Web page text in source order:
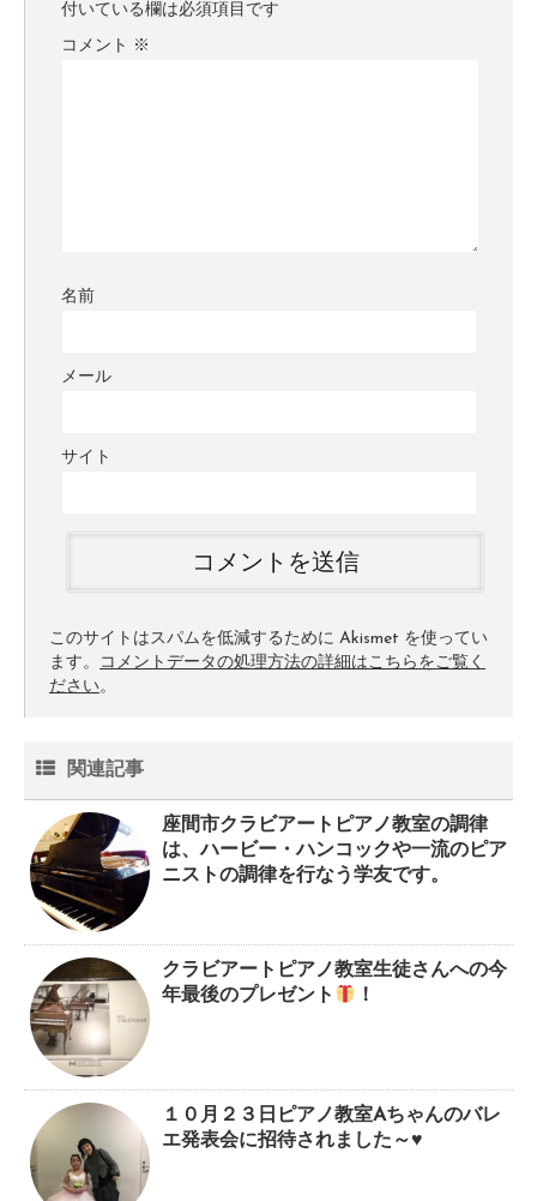
付いている欄は必須項目です
コメント ※
名前
メール
サイト
このサイトはスパムを低減するために Akismet を使ってい
ます。
コメントデータの処理方法の詳細はこちらをご覧く
ださい。
関連記事
座間市クラビアートピアノ教室の調律
は、ハービー・ハンコックや一流のピア
ニストの調律を行なう学友です。
クラビアートピアノ教室生徒さんへの今
年最後のプレゼント
！
１０月２３日ピアノ教室Aちゃんのバレ
エ発表会に招待されました～♥